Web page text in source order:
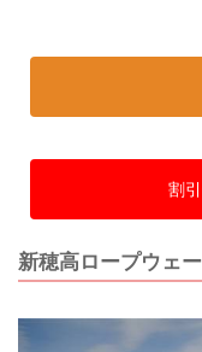
割
新穂高ロープウェー